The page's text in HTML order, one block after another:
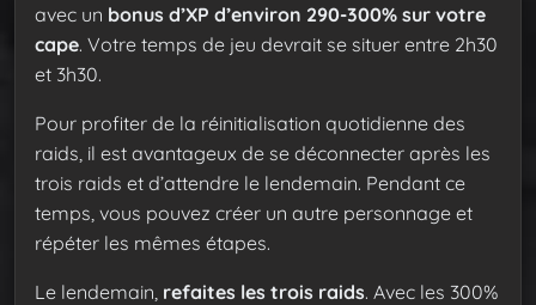
avec un bonus d’XP d’environ 290-300% sur votre
cape. Votre temps de jeu devrait se situer entre 2h30
et 3h30.
Pour profiter de la réinitialisation quotidienne des
raids, il est avantageux de se déconnecter après les
trois raids et d’attendre le lendemain. Pendant ce
temps, vous pouvez créer un autre personnage et
répéter les mêmes étapes.
Le lendemain, refaites les trois raids. Avec les 300%